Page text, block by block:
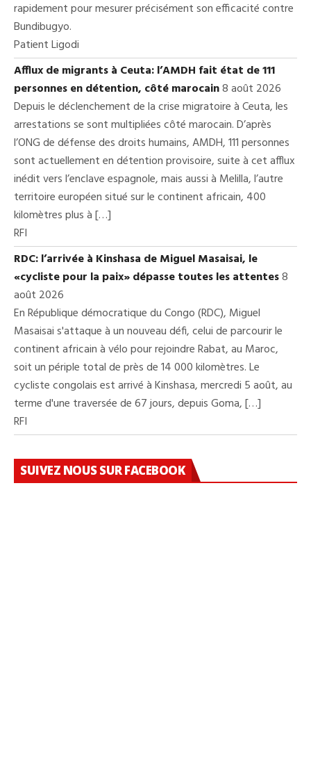
rapidement pour mesurer précisément son efficacité contre
Bundibugyo.
Patient Ligodi
Afflux de migrants à Ceuta: l’AMDH fait état de 111
personnes en détention, côté marocain8 août 2026
Depuis le déclenchement de la crise migratoire à Ceuta, les
arrestations se sont multipliées côté marocain. D’après
l’ONG de défense des droits humains, AMDH, 111 personnes
sont actuellement en détention provisoire, suite à cet afflux
inédit vers l’enclave espagnole, mais aussi à Melilla, l’autre
territoire européen situé sur le continent africain, 400
kilomètres plus à […]
RFI
RDC: l’arrivée à Kinshasa de Miguel Masaisai, le
«cycliste pour la paix» dépasse toutes les attentes8
août 2026
En République démocratique du Congo (RDC), Miguel
Masaisai s'attaque à un nouveau défi, celui de parcourir le
continent africain à vélo pour rejoindre Rabat, au Maroc,
soit un périple total de près de 14 000 kilomètres. Le
cycliste congolais est arrivé à Kinshasa, mercredi 5 août, au
terme d'une traversée de 67 jours, depuis Goma, […]
RFI
SUIVEZ NOUS SUR FACEBOOK